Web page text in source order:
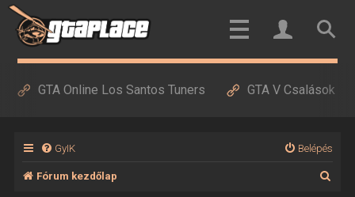
GTA Online Los Santos Tuners GTA V Csalások
GyIK Belépés
Fórum kezdőlap